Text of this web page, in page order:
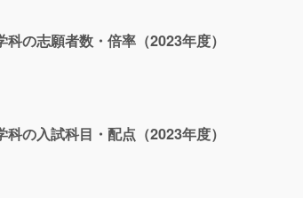
の志願者数・倍率（2023年度）
の入試科目・配点（2023年度）